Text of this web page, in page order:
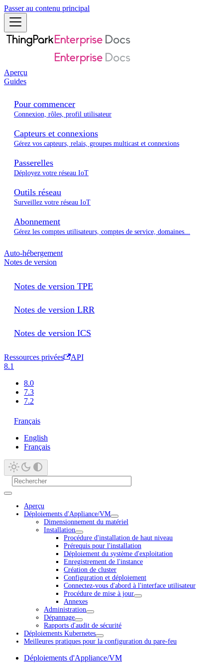
Passer au contenu principal
Aperçu
Guides
Pour commencer
Connexion, rôles, profil utilisateur
Capteurs et connexions
Gérez vos capteurs, relais, groupes multicast et connexions
Passerelles
Déployez votre réseau IoT
Outils réseau
Surveillez votre réseau IoT
Abonnement
Gérez les comptes utilisateurs, comptes de service, domaines...
Auto-hébergement
Notes de version
Notes de version TPE
Notes de version LRR
Notes de version ICS
Ressources privées
API
8.1
8.0
7.3
7.2
Français
English
Français
Aperçu
Déploiements d'Appliance/VM
Dimensionnement du matériel
Installation
Procédure d'installation de haut niveau
Prérequis pour l'installation
Déploiement du système d'exploitation
Enregistrement de l'instance
Création de cluster
Configuration et déploiement
Connectez-vous d'abord à l'interface utilisateur
Procédure de mise à jour
Annexes
Administration
Dépannage
Rapports d'audit de sécurité
Déploiements Kubernetes
Meilleures pratiques pour la configuration du pare-feu
Déploiements d'Appliance/VM